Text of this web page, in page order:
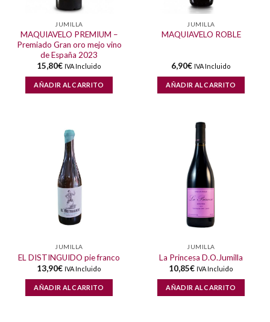
JUMILLA
MAQUIAVELO PREMIUM –
Premiado Gran oro mejo vino
de España 2023
15,80€ IVA Incluido
AÑADIR AL CARRITO
JUMILLA
MAQUIAVELO ROBLE
6,90€ IVA Incluido
AÑADIR AL CARRITO
JUMILLA
EL DISTINGUIDO pie franco
13,90€ IVA Incluido
AÑADIR AL CARRITO
JUMILLA
La Princesa D.O.Jumilla
10,85€ IVA Incluido
AÑADIR AL CARRITO